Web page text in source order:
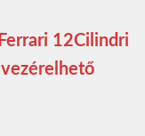
12Cilindri